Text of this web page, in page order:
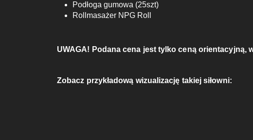
Podłoga gumowa (25szt)
Rollmasażer NPG Roll
UWAGA! Podana cena jest tylko ceną orientacyjną,
Zobacz przykładową wizualizację takiej siłowni: